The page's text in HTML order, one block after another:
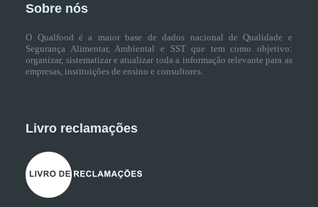
Sobre nós
O Qualfood é a maior base de dados nacional de Qualidade e
Segurança Alimentar, Ambiental e SST que tem como objetivo:
organizar, sistematizar e atualizar toda a informação relevante para as
empresas, instituições de ensino e consultores.
Livro reclamações